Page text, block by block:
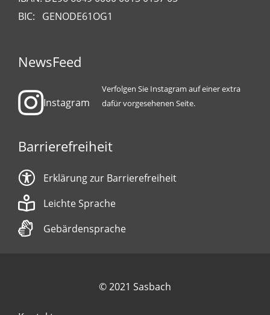
BIC: GENODE61OG1
NewsFeed
Instagram
Verfolgen Sie Instagram auf einer extra
dafür vorgesehenen Seite.
Barrierefreiheit
Erklärung zur Barrierefreiheit
Leichte Sprache
Gebärdensprache
© 2021 Sasbach